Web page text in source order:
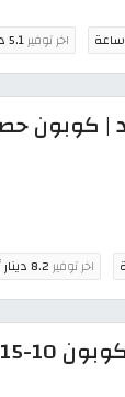
اخر توفير5.1 دينار أردني
اخر توفير8.2 دينار أردني